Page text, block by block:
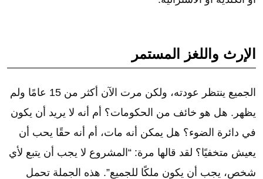
الإرث واللغز المستمر
الجميع ينتظر عودته، ولكن مرت الآن أكثر من 15 عامًا ولم
يظهر. هل هو خائف من الحكومات؟ أم أنه لا يريد أن يكون
في دائرة الضوء؟ هل يمكن أنه مات، أم أنه حقًا يحب أن
يعيش متخفيًا؟ لقد قالها مرة: “المشروع لا يجب أن يتبع لأي
شخص، يجب أن يكون ملكًا للجميع”. هذه الجملة تحمل